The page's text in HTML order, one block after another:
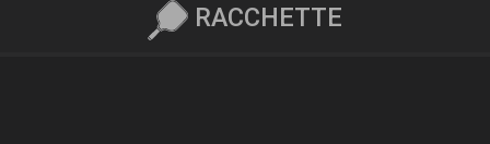
RACCHETTE